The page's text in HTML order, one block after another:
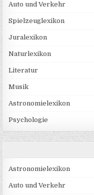
Auto und Verkehr
Spielzeuglexikon
Juralexikon
Naturlexikon
Literatur
Musik
Astronomielexikon
Psychologie
Astronomielexikon
Auto und Verkehr